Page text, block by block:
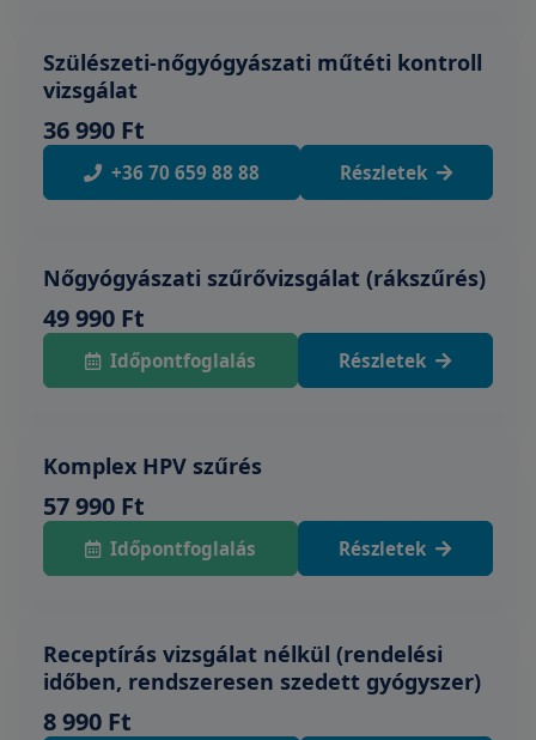
Szülészeti-nőgyógyászati műtéti kontroll
vizsgálat
36 990 Ft
+36 70 659 88 88 Részletek
Nőgyógyászati szűrővizsgálat (rákszűrés)
49 990 Ft
Időpontfoglalás Részletek
Komplex HPV szűrés
57 990 Ft
Időpontfoglalás Részletek
Receptírás vizsgálat nélkül (rendelési
időben, rendszeresen szedett gyógyszer)
8 990 Ft